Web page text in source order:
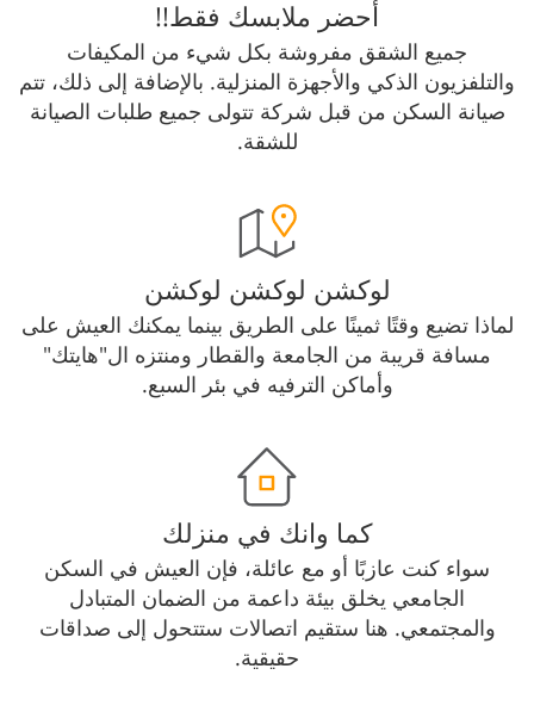
أحضر ملابسك فقط!!
جميع الشقق مفروشة بكل شيء من المكيفات
والتلفزيون الذكي والأجهزة المنزلية. بالإضافة إلى ذلك، تتم
صيانة السكن من قبل شركة تتولى جميع طلبات الصيانة
للشقة.
لوكشن لوكشن لوكشن
لماذا تضيع وقتًا ثمينًا على الطريق بينما يمكنك العيش على
مسافة قريبة من الجامعة والقطار ومنتزه ال"هايتك"
وأماكن الترفيه في بئر السبع.
كما وانك في منزلك
سواء كنت عازبًا أو مع عائلة، فإن العيش في السكن
الجامعي يخلق بيئة داعمة من الضمان المتبادل
والمجتمعي. هنا ستقيم اتصالات ستتحول إلى صداقات
حقيقية.